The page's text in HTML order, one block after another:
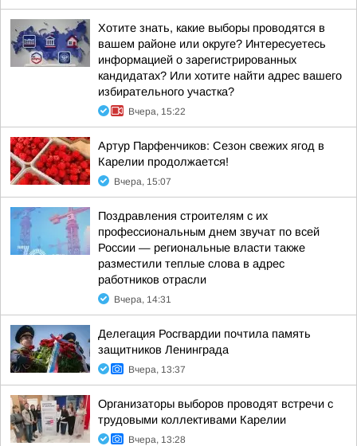
Хотите знать, какие выборы проводятся в
вашем районе или округе? Интересуетесь
информацией о зарегистрированных
кандидатах? Или хотите найти адрес вашего
избирательного участка?
Вчера, 15:22
Артур Парфенчиков: Сезон свежих ягод в
Карелии продолжается!
Вчера, 15:07
Поздравления строителям с их
профессиональным днем звучат по всей
России — региональные власти также
разместили теплые слова в адрес
работников отрасли
Вчера, 14:31
Делегация Росгвардии почтила память
защитников Ленинграда
Вчера, 13:37
Организаторы выборов проводят встречи с
трудовыми коллективами Карелии
Вчера, 13:28